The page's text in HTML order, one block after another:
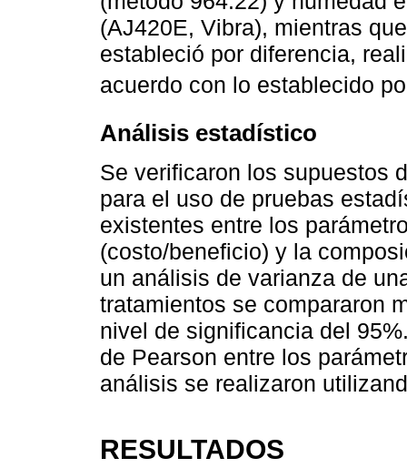
(AJ420E, Vibra), mientras
estableció por diferencia,
acuerdo con lo establecido
Análisis estadístico
Se verificaron los supuestos
para el uso de pruebas
existentes entre los
(costo/beneficio) y la
un análisis de varianza de
tratamientos se compararon
nivel de significancia del
de Pearson entre los
análisis se realizaron
RESULTADOS